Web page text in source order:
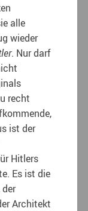
alle
wieder
. Nur darf
recht
ist der
Hitlers
Es ist die
Architekt